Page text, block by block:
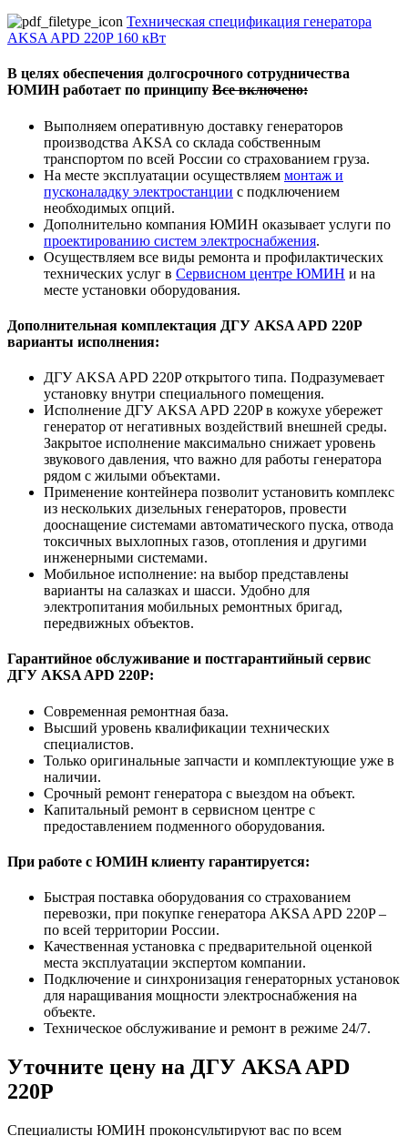
Техническая спецификация генератора
AKSA APD 220P 160 кВт
В целях обеспечения долгосрочного сотрудничества
ЮМИН работает по принципу Все включено:
Выполняем оперативную доставку генераторов
производства AKSA со склада собственным
транспортом по всей России со страхованием груза.
На месте эксплуатации осуществляем монтаж и
пусконаладку электростанции с подключением
необходимых опций.
Дополнительно компания ЮМИН оказывает услуги по
проектированию систем электроснабжения.
Осуществляем все виды ремонта и профилактических
технических услуг в Сервисном центре ЮМИН и на
месте установки оборудования.
Дополнительная комплектация ДГУ AKSA APD 220P
варианты исполнения:
ДГУ AKSA APD 220P открытого типа. Подразумевает
установку внутри специального помещения.
Исполнение ДГУ AKSA APD 220P в кожухе убережет
генератор от негативных воздействий внешней среды.
Закрытое исполнение максимально снижает уровень
звукового давления, что важно для работы генератора
рядом с жилыми объектами.
Применение контейнера позволит установить комплекс
из нескольких дизельных генераторов, провести
дооснащение системами автоматического пуска, отвода
токсичных выхлопных газов, отопления и другими
инженерными системами.
Мобильное исполнение: на выбор представлены
варианты на салазках и шасси. Удобно для
электропитания мобильных ремонтных бригад,
передвижных объектов.
Гарантийное обслуживание и постгарантийный сервис
ДГУ AKSA APD 220P:
Современная ремонтная база.
Высший уровень квалификации технических
специалистов.
Только оригинальные запчасти и комплектующие уже в
наличии.
Срочный ремонт генератора с выездом на объект.
Капитальный ремонт в сервисном центре с
предоставлением подменного оборудования.
При работе с ЮМИН клиенту гарантируется:
Быстрая поставка оборудования со страхованием
перевозки, при покупке генератора AKSA APD 220P –
по всей территории России.
Качественная установка с предварительной оценкой
места эксплуатации экспертом компании.
Подключение и синхронизация генераторных установок
для наращивания мощности электроснабжения на
объекте.
Техническое обслуживание и ремонт в режиме 24/7.
Уточните цену на ДГУ AKSA APD
220P
Специалисты ЮМИН проконсультируют вас по всем